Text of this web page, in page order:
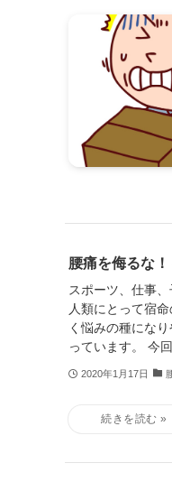
腰痛を侮るな
スポーツ、仕事
人類にとって宿
く悩みの種にな
っています。 今
2020年1月17日